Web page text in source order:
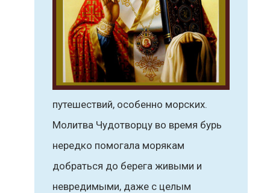
путешествий, особенно морских.
Молитва Чудотворцу во время бурь
нередко помогала морякам
добраться до берега живыми и
невредимыми, даже с целым